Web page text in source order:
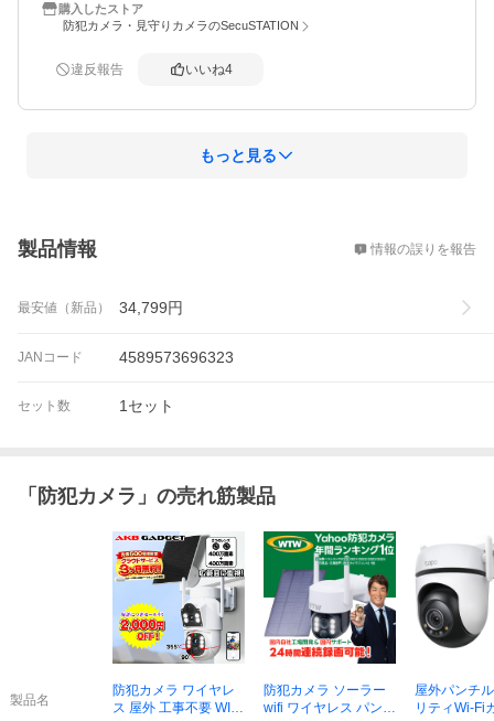
ている時しか有効でなく、画像表示を停止すると録画も停
止してしまう
関するマニュアルが付いていればありがたいのだが…。
また、警報を止めたい場合はスマホ側でアプリ単位に全停
購入したストア
防犯カメラ・見守りカメラのSecuSTATION
違反報告 いいね4
もっと見る
製品情報 情報の誤りを報告
最安値（新品） 34,799円
JANコード 4589573696323
セット数 1セット
「 防犯カメラ 」の売れ筋製品
製品名
防犯カメラ ワイヤレ
ス 屋外 工事不要 WIFI
防犯カメラ ソーラー
wifi ワイヤレス パンチ
屋外パンチ
リティWi-Fi